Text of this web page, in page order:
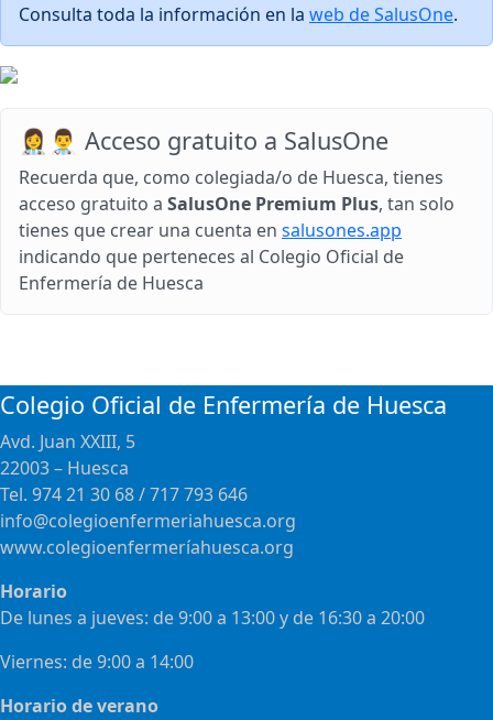
Consulta toda la información en la web de SalusOne.
👩‍⚕️👨‍⚕️ Acceso gratuito a SalusOne
Recuerda que, como colegiada/o de Huesca, tienes
acceso gratuito a SalusOne Premium Plus, tan solo
tienes que crear una cuenta en salusones.app
indicando que perteneces al Colegio Oficial de
Enfermería de Huesca
Colegio Oficial de Enfermería de Huesca
Avd. Juan XXIII, 5
22003 – Huesca
Tel. 974 21 30 68 / 717 793 646
info@colegioenfermeriahuesca.org
www.colegioenfermeríahuesca.org
Horario
De lunes a jueves: de 9:00 a 13:00 y de 16:30 a 20:00
Viernes: de 9:00 a 14:00
Horario de verano